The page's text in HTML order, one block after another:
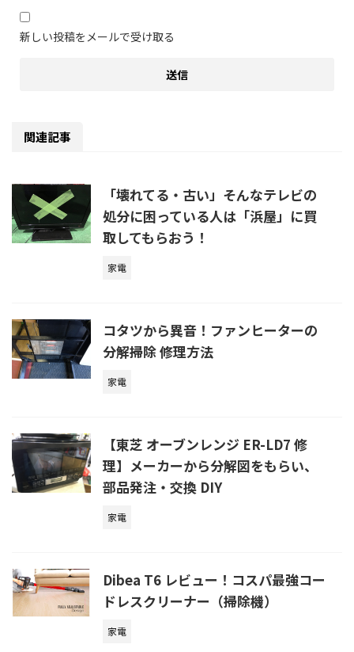
新しい投稿をメールで受け取る
関連記事
「壊れてる・古い」そんなテレビの
処分に困っている人は「浜屋」に買
取してもらおう！
家電
コタツから異音！ファンヒーターの
分解掃除 修理方法
家電
【東芝 オーブンレンジ ER-LD7 修
理】メーカーから分解図をもらい、
部品発注・交換 DIY
家電
Dibea T6 レビュー！コスパ最強コー
ドレスクリーナー（掃除機）
家電